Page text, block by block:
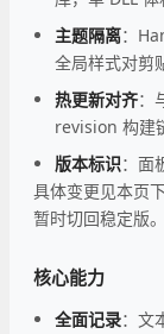
主题隔离：
全局样式对剪
热更新对齐：
revision 构建
版本标识：面
具体变更见本页
暂时切回稳定版。
核心能力
全面记录：文